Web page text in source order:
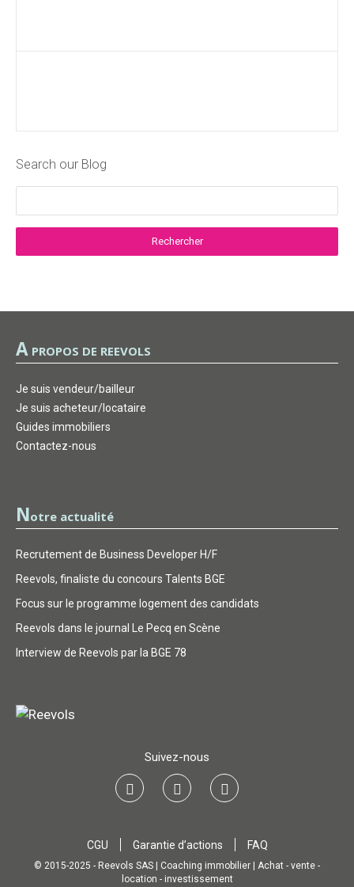
Search our Blog
A PROPOS DE REEVOLS
Je suis vendeur/bailleur
Je suis acheteur/locataire
Guides immobiliers
Contactez-nous
Notre actualité
Recrutement de Business Developer H/F
Reevols, finaliste du concours Talents BGE
Focus sur le programme logement des candidats
Reevols dans le journal Le Pecq en Scène
Interview de Reevols par la BGE 78
Suivez-nous
CGU Garantie d’actions FAQ
© 2015-2025 - Reevols SAS | Coaching immobilier | Achat - vente -
location - investissement